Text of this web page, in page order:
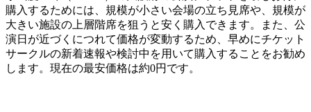
購入するためには、規模が小さい会場の立ち見席や、規模が
大きい施設の上層階席を狙うと安く購入できます。また、公
演日が近づくにつれて価格が変動するため、早めにチケット
サークルの新着速報や検討中を用いて購入することをお勧め
します。現在の最安価格は約0円です。